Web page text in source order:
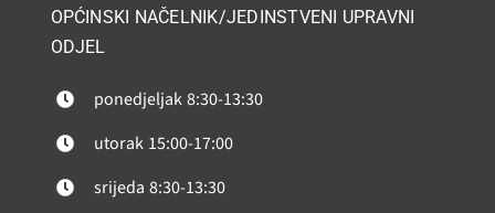
OPĆINSKI NAČELNIK/JEDINSTVENI UPRAVNI
ODJEL
ponedjeljak8:30-13:30
utorak 15:00-17:00
srijeda 8:30-13:30